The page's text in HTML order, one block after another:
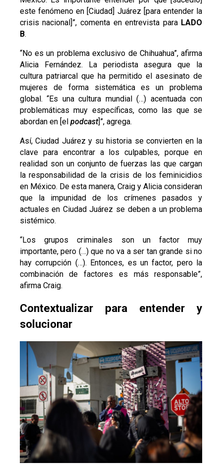
este fenómeno en [Ciudad] Juárez [para entender la
crisis nacional]”, comenta en entrevista para LADO
B.
“No es un problema exclusivo de Chihuahua”, afirma
Alicia Fernández. La periodista asegura que la
cultura patriarcal que ha permitido el asesinato de
mujeres de forma sistemática es un problema
global. “Es una cultura mundial (…) acentuada con
problemáticas muy específicas, como las que se
abordan en [el podcast]”, agrega.
Así, Ciudad Juárez y su historia se convierten en la
clave para encontrar a los culpables, porque en
realidad son un conjunto de fuerzas las que cargan
la responsabilidad de la crisis de los feminicidios
en México. De esta manera, Craig y Alicia consideran
que la impunidad de los crímenes pasados y
actuales en Ciudad Juárez se deben a un problema
sistémico.
“Los grupos criminales son un factor muy
importante, pero (…) que no va a ser tan grande si no
hay corrupción (…). Entonces, es un factor, pero la
combinación de factores es más responsable”,
afirma Craig.
Contextualizar para entender y
solucionar